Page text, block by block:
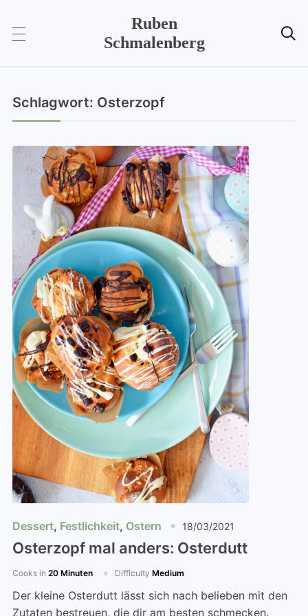
Ruben
Schmalenberg

Schlagwort: Osterzopf
Dessert, Festlichkeit, Ostern 18/03/2021
Osterzopf mal anders: Osterdutt
Cooks in 20 Minuten Difficulty Medium
Der kleine Osterdutt lässt sich nach belieben mit den
Zutaten bestreuen, die dir am besten schmecken.